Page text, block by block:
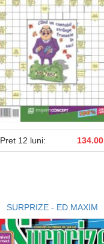
Pret 12 luni: 134.00
SURPRIZE - ED.MAXIM